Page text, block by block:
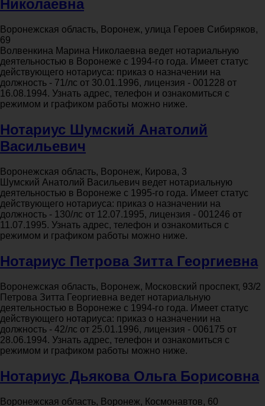
Николаевна
Воронежская область, Воронеж, улица Героев Сибиряков,
69
Волвенкина Марина Николаевна ведет нотариальную
деятельностью в Воронеже с 1994-го года. Имеет статус
действующего нотариуса: приказ о назначении на
должность - 71/лс от 30.01.1996, лицензия - 001228 от
16.08.1994. Узнать адрес, телефон и ознакомиться с
режимом и графиком работы можно ниже.
Нотариус Шумский Анатолий
Васильевич
Воронежская область, Воронеж, Кирова, 3
Шумский Анатолий Васильевич ведет нотариальную
деятельностью в Воронеже с 1995-го года. Имеет статус
действующего нотариуса: приказ о назначении на
должность - 130/лс от 12.07.1995, лицензия - 001246 от
11.07.1995. Узнать адрес, телефон и ознакомиться с
режимом и графиком работы можно ниже.
Нотариус Петрова Зитта Георгиевна
Воронежская область, Воронеж, Московский проспект, 93/2
Петрова Зитта Георгиевна ведет нотариальную
деятельностью в Воронеже с 1994-го года. Имеет статус
действующего нотариуса: приказ о назначении на
должность - 42/лс от 25.01.1996, лицензия - 006175 от
28.06.1994. Узнать адрес, телефон и ознакомиться с
режимом и графиком работы можно ниже.
Нотариус Дьякова Ольга Борисовна
Воронежская область, Воронеж, Космонавтов, 60